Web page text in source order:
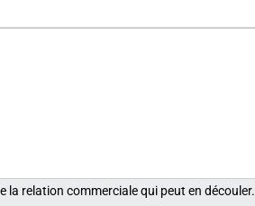
la relation commerciale qui peut en découler.